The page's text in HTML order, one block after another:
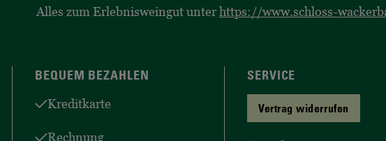
Alles zum Erlebnisweingut unter https://www.schloss-
BEQUEM BEZAHLEN
Kreditkarte
Rechnung
SERVICE
Vertrag widerrufen